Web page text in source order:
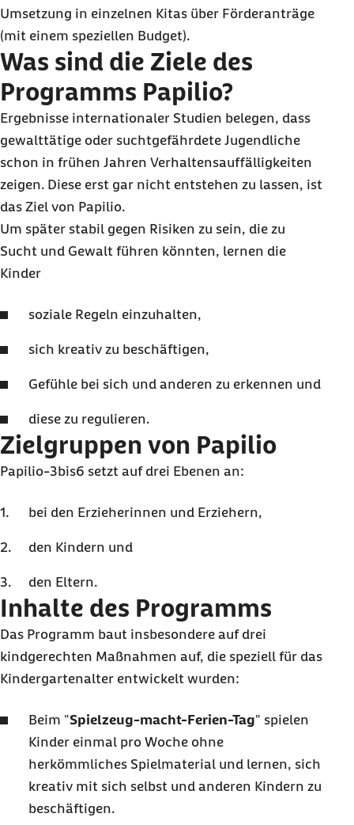
Umsetzung in einzelnen Kitas über Förderanträge
(mit einem speziellen Budget).
Was sind die Ziele des
Programms Papilio?
Ergebnisse internationaler Studien belegen, dass
gewalttätige oder suchtgefährdete Jugendliche
schon in frühen Jahren Verhaltensauffälligkeiten
zeigen. Diese erst gar nicht entstehen zu lassen, ist
das Ziel von Papilio.
Um später stabil gegen Risiken zu sein, die zu
Sucht und Gewalt führen könnten, lernen die
Kinder
soziale Regeln einzuhalten,
sich kreativ zu beschäftigen,
Gefühle bei sich und anderen zu erkennen und
diese zu regulieren.
Zielgruppen von Papilio
Papilio-3bis6 setzt auf drei Ebenen an:
bei den Erzieherinnen und Erziehern,
den Kindern und
den Eltern.
Inhalte des Programms
Das Programm baut insbesondere auf drei
kindgerechten Maßnahmen auf, die speziell für das
Kindergartenalter entwickelt wurden:
Beim "Spielzeug-macht-Ferien-Tag" spielen
Kinder einmal pro Woche ohne
herkömmliches Spielmaterial und lernen, sich
kreativ mit sich selbst und anderen Kindern zu
beschäftigen.